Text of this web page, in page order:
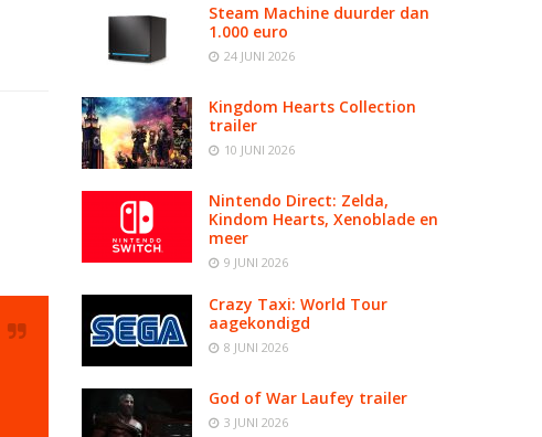
Steam Machine duurder dan
1.000 euro
24 JUNI 2026
Kingdom Hearts Collection
trailer
10 JUNI 2026
Nintendo Direct: Zelda,
Kindom Hearts, Xenoblade en
meer
9 JUNI 2026
Crazy Taxi: World Tour
aagekondigd
8 JUNI 2026
God of War Laufey trailer
3 JUNI 2026